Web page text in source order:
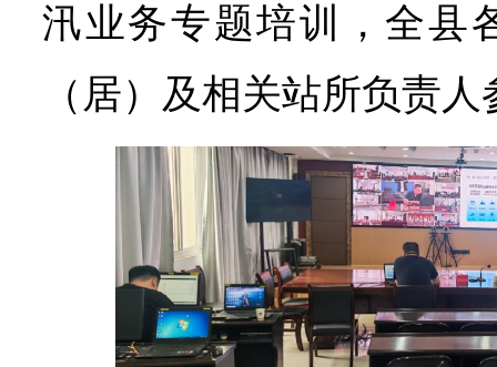
汛业务专题培训，全县
（居）及相关站所负责人